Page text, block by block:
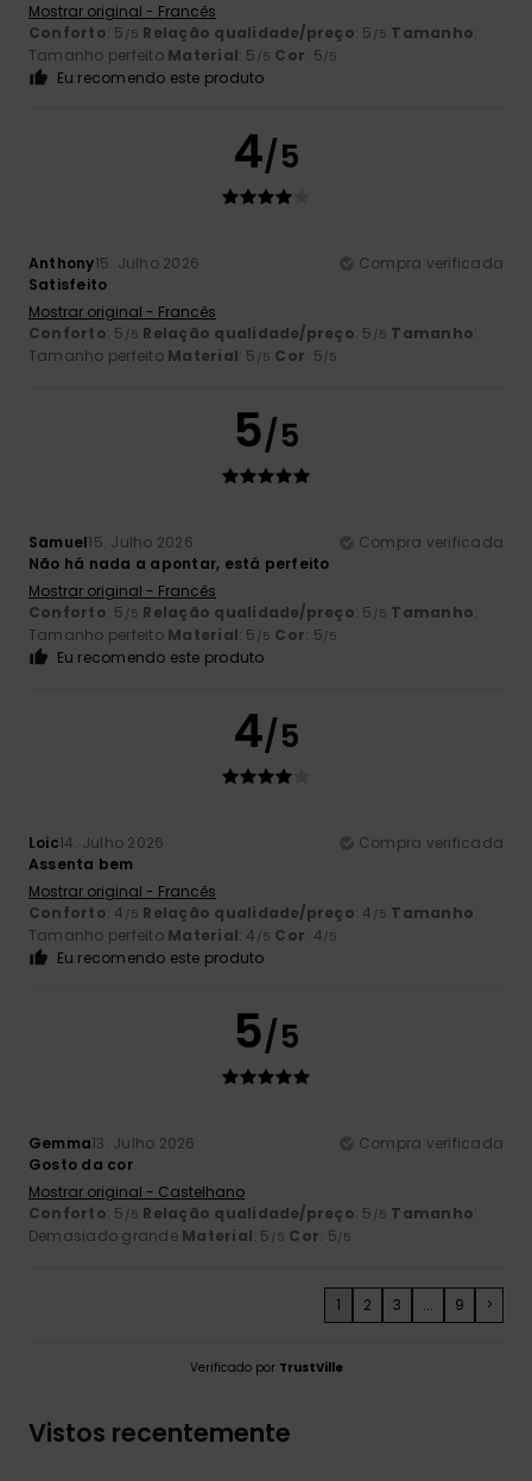
Mostrar original - Francês
Conforto: 5 /5 Relação qualidade/preço: 5 /5 Tamanho:
Tamanho perfeito Material: 5 /5 Cor: 5/5
Eu recomendo este produto
4/5
Anthony15. Julho 2026
Compra verificada
Satisfeito
Mostrar original - Francês
Conforto: 5 /5 Relação qualidade/preço: 5 /5 Tamanho:
Tamanho perfeito Material: 5 /5 Cor: 5/5
5/5
Samuel15. Julho 2026
Compra verificada
Não há nada a apontar, está perfeito
Mostrar original - Francês
Conforto: 5 /5 Relação qualidade/preço: 5 /5 Tamanho:
Tamanho perfeito Material: 5 /5 Cor: 5/5
Eu recomendo este produto
4/5
Loic14. Julho 2026
Compra verificada
Assenta bem
Mostrar original - Francês
Conforto: 4 /5 Relação qualidade/preço: 4 /5 Tamanho:
Tamanho perfeito Material: 4 /5 Cor: 4/5
Eu recomendo este produto
5/5
Gemma13. Julho 2026
Compra verificada
Gosto da cor
Mostrar original - Castelhano
Conforto: 5 /5 Relação qualidade/preço: 5 /5 Tamanho:
Demasiado grande Material: 5 /5 Cor: 5/5
1 2 3 ... 9 >
Verificado por TrustVille
Vistos recentemente